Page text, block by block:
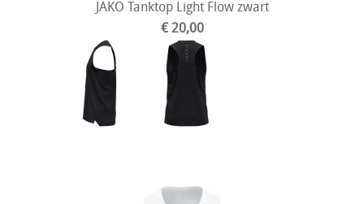
JAKO Tanktop Light Flow zwart
€ 20,00